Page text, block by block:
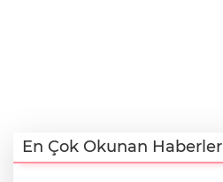
En Çok Okunan Haberler